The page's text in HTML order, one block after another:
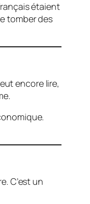
étaient
tomber des
encore lire,
C’est un